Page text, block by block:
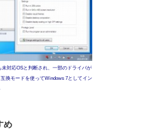
未対応OSと判断され、一部のドライバが
換モードを使ってWindows 7としてイン
め